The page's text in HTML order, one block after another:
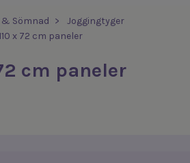
& Sömnad
Joggingtyger
x 72 cm paneler
cm paneler